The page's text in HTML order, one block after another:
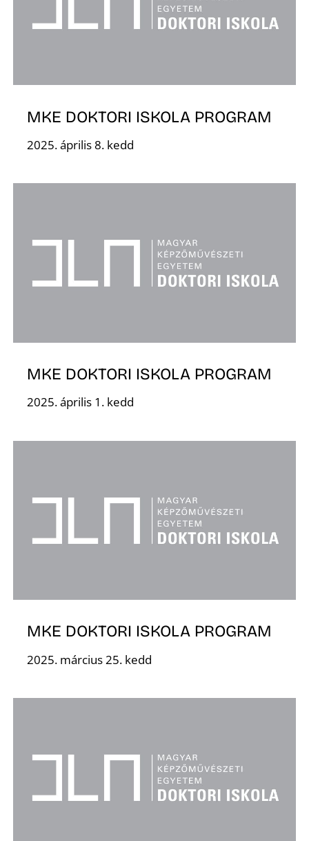
MKE DOKTORI ISKOLA PROGRAM
2025. április 8. kedd
MKE DOKTORI ISKOLA PROGRAM
2025. április 1. kedd
MKE DOKTORI ISKOLA PROGRAM
2025. március 25. kedd